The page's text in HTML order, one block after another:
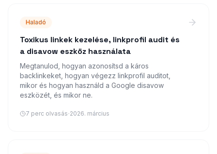
Haladó
Toxikus linkek kezelése, linkprofil audit és
a disavow eszköz használata
Megtanulod, hogyan azonosítsd a káros
backlinkeket, hogyan végezz linkprofil auditot,
mikor és hogyan használd a Google disavow
eszközét, és mikor ne.
7 perc olvasás·2026. március